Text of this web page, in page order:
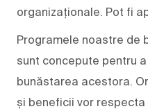
organizaționale. Pot fi
Programele noastre de
sunt concepute pentru
bunăstarea acestora.
și beneficii vor